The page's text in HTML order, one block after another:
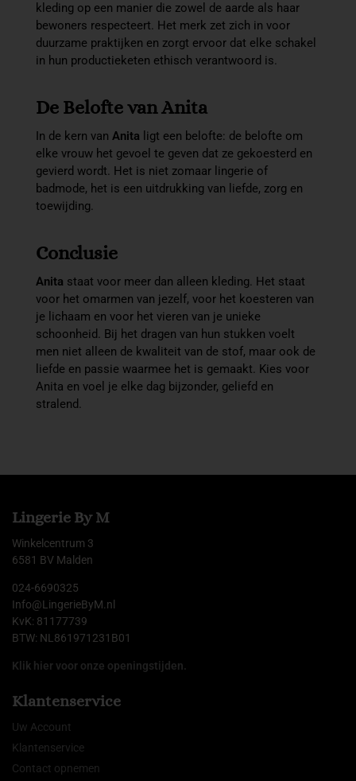
kleding op een manier die zowel de aarde als haar
bewoners respecteert. Het merk zet zich in voor
duurzame praktijken en zorgt ervoor dat elke schakel
in hun productieketen ethisch verantwoord is.
De Belofte van Anita
In de kern van Anita ligt een belofte: de belofte om
elke vrouw het gevoel te geven dat ze gekoesterd en
gevierd wordt. Het is niet zomaar lingerie of
badmode, het is een uitdrukking van liefde, zorg en
toewijding.
Conclusie
Anita staat voor meer dan alleen kleding. Het staat
voor het omarmen van jezelf, voor het koesteren van
je lichaam en voor het vieren van je unieke
schoonheid. Bij het dragen van hun stukken voelt
men niet alleen de kwaliteit van de stof, maar ook de
liefde en passie waarmee het is gemaakt. Kies voor
Anita en voel je elke dag bijzonder, geliefd en
stralend.
Lingerie By M
Winkelcentrum 3
6581 BV Malden
024-6690325
Info@LingerieByM.nl
KvK: 81177739
BTW: NL861971231B01
Klik hier voor onze openingstijden.
Klantenservice
Uw Account
Klantenservice
Contact opnemen